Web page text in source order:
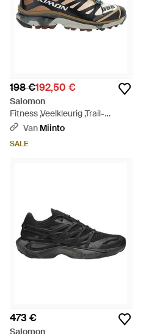
198 €192,50 €
Salomon
Fitness ,Veelkleurig ,Trail-
Running Geïnspireerde
Van Miinto
SALE
473 €
Salomon